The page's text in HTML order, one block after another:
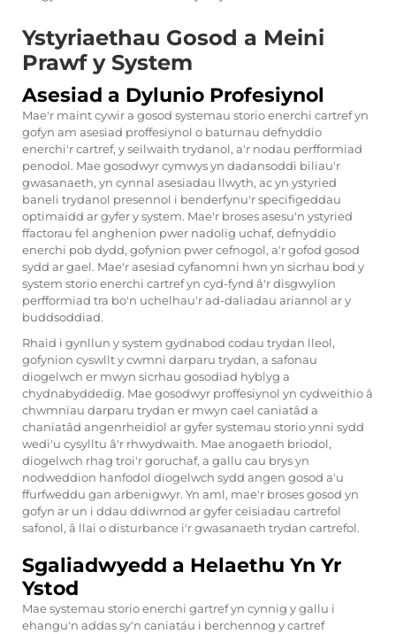
Ystyriaethau Gosod a Meini
Prawf y System
Asesiad a Dylunio Profesiynol
Mae'r maint cywir a gosod systemau storio enerchi cartref yn
gofyn am asesiad proffesiynol o baturnau defnyddio
enerchi'r cartref, y seilwaith trydanol, a'r nodau perfformiad
penodol. Mae gosodwyr cymwys yn dadansoddi biliau'r
gwasanaeth, yn cynnal asesiadau llwyth, ac yn ystyried
baneli trydanol presennol i benderfynu'r specifigeddau
optimaidd ar gyfer y system. Mae'r broses asesu'n ystyried
ffactorau fel anghenion pwer nadolig uchaf, defnyddio
enerchi pob dydd, gofynion pwer cefnogol, a'r gofod gosod
sydd ar gael. Mae'r asesiad cyfanomni hwn yn sicrhau bod y
system storio enerchi cartref yn cyd-fynd â'r disgwylion
perfformiad tra bo'n uchelhau'r ad-daliadau ariannol ar y
buddsoddiad.
Rhaid i gynllun y system gydnabod codau trydan lleol,
gofynion cyswllt y cwmni darparu trydan, a safonau
diogelwch er mwyn sicrhau gosodiad hyblyg a
chydnabyddedig. Mae gosodwyr proffesiynol yn cydweithio â
chwmnïau darparu trydan er mwyn cael caniatâd a
chaniatâd angenrheidiol ar gyfer systemau storio ynni sydd
wedi'u cysylltu â'r rhwydwaith. Mae anogaeth briodol,
diogelwch rhag troi'r goruchaf, a gallu cau brys yn
nodweddion hanfodol diogelwch sydd angen gosod a'u
ffurfweddu gan arbenigwyr. Yn aml, mae'r broses gosod yn
gofyn ar un i ddau ddiwrnod ar gyfer ceisiadau cartrefol
safonol, â llai o disturbance i'r gwasanaeth trydan cartrefol.
Sgaliadwyedd a Helaethu Yn Yr
Ystod
Mae systemau storio enerchi gartref yn cynnig y gallu i
ehangu'n addas sy'n caniatáu i berchennog y cartref